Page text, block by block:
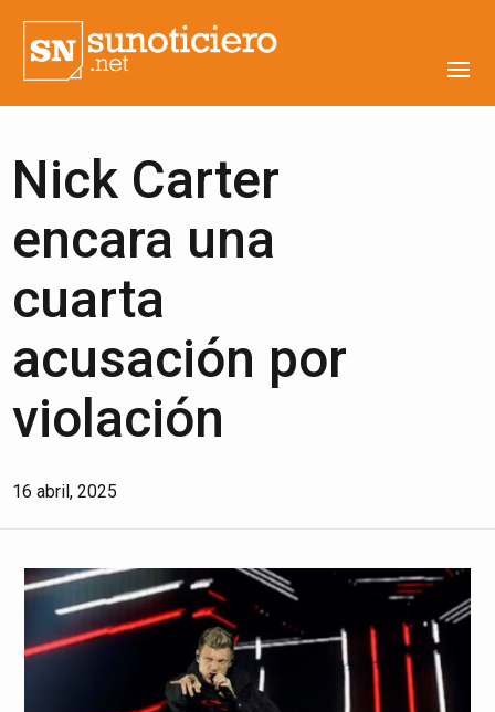
Nick Carter
encara una
cuarta
acusación por
violación
16 abril, 2025